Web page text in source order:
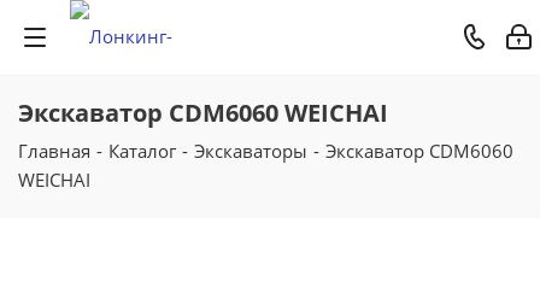
Экскаватор CDM6060 WEICHAI
Главная - Каталог - Экскаваторы - Экскаватор CDM6060
WEICHAI